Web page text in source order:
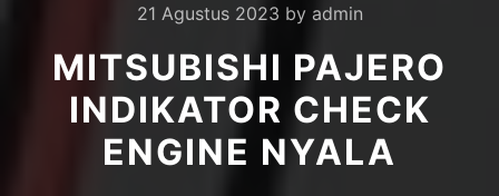
21 Agustus 2023 by admin
MITSUBISHI PAJERO
INDIKATOR CHECK
ENGINE NYALA